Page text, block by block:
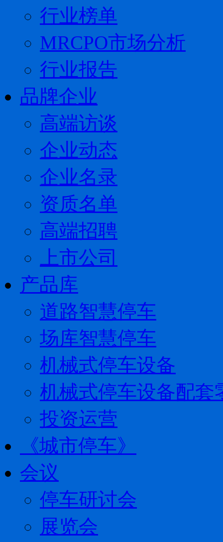
行业榜单
MRCPO市场分析
行业报告
品牌企业
高端访谈
企业动态
企业名录
资质名单
高端招聘
上市公司
产品库
道路智慧停车
场库智慧停车
机械式停车设备
机械式停车设备配套
投资运营
《城市停车》
会议
停车研讨会
展览会